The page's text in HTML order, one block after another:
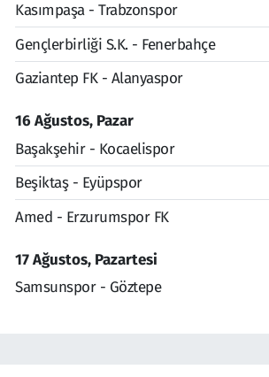
Kasımpaşa - Trabzonspor
Gençlerbirliği S.K. - Fenerbahçe
Gaziantep FK - Alanyaspor
16 Ağustos, Pazar
Başakşehir - Kocaelispor
Beşiktaş - Eyüpspor
Amed - Erzurumspor FK
17 Ağustos, Pazartesi
Samsunspor - Göztepe